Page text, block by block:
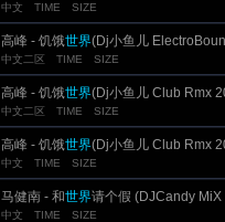
中文 TIME SIZE
高峰 - 饥饿世界(Dj小鱼儿
中文二区 TIME SIZE
高峰 - 饥饿世界(Dj小鱼儿 Club Rmx
中文二区 TIME SIZE
高峰 - 饥饿世界(Dj小鱼儿 Club Rmx
中文 TIME SIZE
马健南 - 和世界请个假 (DJCandy MiX
中文 TIME SIZE